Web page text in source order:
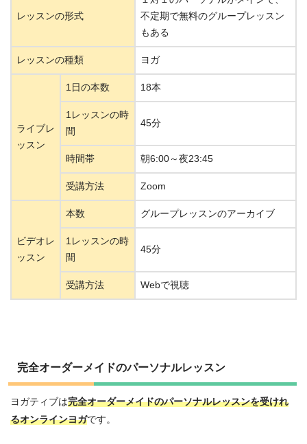
レッスンの形式
不定期で無料のグループレッスン
もある
レッスンの種類 ヨガ
ライブレ
ッスン
1日の本数 18本
1レッスンの時
間
45分
時間帯 朝6:00～夜23:45
受講方法 Zoom
ビデオレ
ッスン
本数 グループレッスンのアーカイブ
1レッスンの時
間
45分
受講方法 Webで視聴
完全オーダーメイドのパーソナルレッスン
ヨガティブは完全オーダーメイドのパーソナルレッスンを受けれ
るオンラインヨガです。